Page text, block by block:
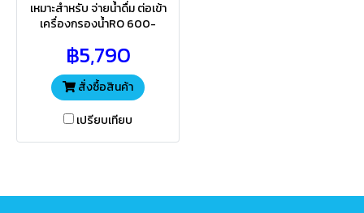
เหมาะสำหรับ จ่ายน้ำดื่ม ต่อเข้า
เครื่องกรองน้ำRO 600-
เกษตร ระบบอัตโนมัติ ทำงานตาม
จังหวะเปิด-ปิดก๊อกน้ำ
฿5,790
สั่งซื้อสินค้า
เปรียบเทียบ